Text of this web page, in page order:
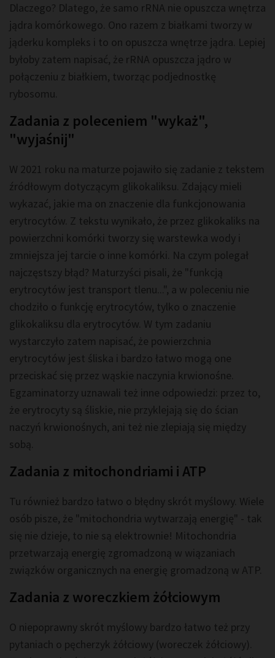
Dlaczego? Dlatego, że samo rRNA nie opuszcza wnętrza
jądra komórkowego. Ono razem z białkami tworzy w
jąderku kompleks i to on opuszcza wnętrze jądra. Lepiej
byłoby zatem napisać, że rRNA opuszcza jądro w
połączeniu z białkiem, tworząc podjednostkę
rybosomu.
Zadania z poleceniem "wykaż",
"wyjaśnij"
W 2021 roku na maturze pojawiło się zadanie z tekstem
źródłowym dotyczącym glikokaliksu. Zdający mieli
wykazać, jakie ma on znaczenie dla funkcjonowania
erytrocytów. Z tekstu wynikało, że przez glikokaliks na
powierzchni komórki tworzy się warstewka wody i
zmniejsza jej tarcie o inne komórki. Na czym polegał
najczęstszy błąd? Maturzyści pisali, że "funkcją
erytrocytów jest transport tlenu...", a w poleceniu nie
chodziło o funkcję erytrocytów, tylko o znaczenie
glikokaliksu dla erytrocytów. W tym zadaniu
wystarczyło zatem napisać, że powierzchnia
erytrocytów jest śliska i bardzo łatwo mogą one
przeciskać się przez wąskie naczynia krwionośne.
Egzaminatorzy uznawali też inne odpowiedzi: przez to,
że erytrocyty są śliskie, nie przyklejają się do ścian
naczyń krwionośnych, ani też nie zlepiają się między
sobą.
Zadania z mitochondriami i ATP
Tu również bardzo łatwo o błędny skrót myślowy. Wiele
osób pisze, że "mitochondria wytwarzają energię" - tak
się nie dzieje, to nie są elektrownie! Mitochondria
przetwarzają energię zgromadzoną w wiązaniach
związków organicznych na energię gromadzoną w ATP.
Zadania z woreczkiem żółciowym
O niepoprawny skrót myślowy bardzo łatwo też przy
pytaniach o pęcherzyk żółciowy (woreczek żółciowy).